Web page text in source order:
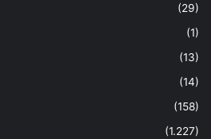
(29)
(1)
(13)
(14)
(158)
(1.227)